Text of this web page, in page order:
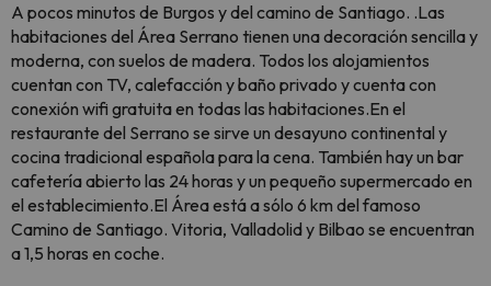
A pocos minutos de Burgos y del camino de Santiago. .Las
habitaciones del Área Serrano tienen una decoración sencilla y
moderna, con suelos de madera. Todos los alojamientos
cuentan con TV, calefacción y baño privado y cuenta con
conexión wifi gratuita en todas las habitaciones.En el
restaurante del Serrano se sirve un desayuno continental y
cocina tradicional española para la cena. También hay un bar
cafetería abierto las 24 horas y un pequeño supermercado en
el establecimiento.El Área está a sólo 6 km del famoso
Camino de Santiago. Vitoria, Valladolid y Bilbao se encuentran
a 1,5 horas en coche.